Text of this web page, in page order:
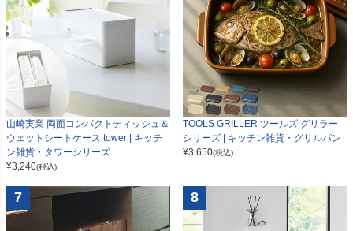
山崎実業 両面コンパクトティッシュ＆
ウェットシートケース tower | キッチ
ン雑貨・タワーシリーズ
¥3,240(税込)
TOOLS GRILLER ツールズ グリラー
シリーズ | キッチン雑貨・グリルパン
¥3,650(税込)
7 8